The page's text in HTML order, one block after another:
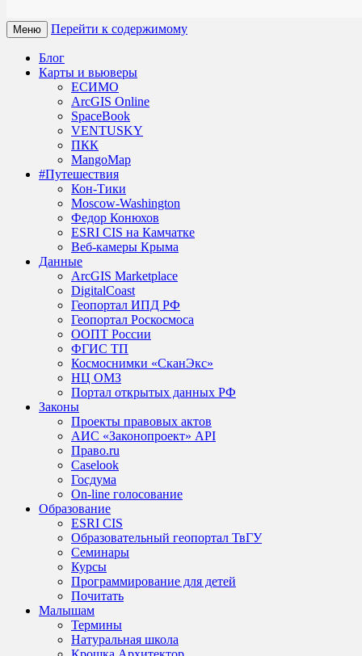
Меню Перейти к содержимому
Блог
Карты и вьюверы
ЕСИМО
ArcGIS Online
SpaceBook
VENTUSKY
ПКК
MangoMap
#Путешествия
Кон-Тики
Moscow-Washington
Федор Конюхов
ESRI CIS на Камчатке
Веб-камеры Крыма
Данные
ArcGIS Marketplace
DigitalCoast
Геопортал ИПД РФ
Геопортал Роскосмоса
ООПТ России
ФГИС ТП
Космоснимки «СканЭкс»
НЦ ОМЗ
Портал открытых данных РФ
Законы
Проекты правовых актов
АИС «Законопроект» API
Право.ru
Caselook
Госдума
On-line голосование
Образование
ESRI CIS
Образовательный геопортал ТвГУ
Семинары
Курсы
Программирование для детей
Почитать
Малышам
Термины
Натуральная школа